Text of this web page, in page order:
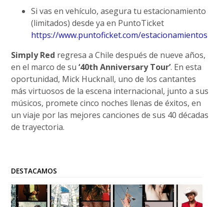
Si vas en vehículo, asegura tu estacionamiento
(limitados) desde ya en PuntoTicket
https://www.puntoficket.com/estacionamientos
Simply Red regresa a Chile después de nueve años,
en el marco de su‘40th Anniversary Tour’. En esta
oportunidad, Mick Hucknall, uno de los cantantes
más virtuosos de la escena internacional, junto a sus
músicos, promete cinco noches llenas de éxitos, en
un viaje por las mejores canciones de sus 40 décadas
de trayectoria.
DESTACAMOS